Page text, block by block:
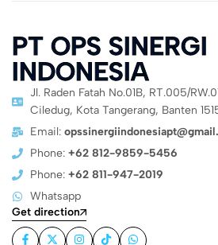
PT OPS SINERGI
INDONESIA
Jl. Raden Fatah No.01B, RT.005/
Ciledug, Kota Tangerang, Banten
Email:
Phone: +62 812-9859-5456
Phone: +62 811-947-2019
Whatsapp
Get direction